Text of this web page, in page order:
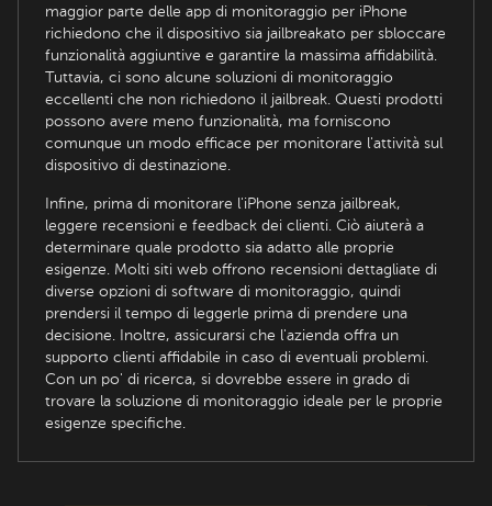
maggior parte delle app di monitoraggio per iPhone
richiedono che il dispositivo sia jailbreakato per sbloccare
funzionalità aggiuntive e garantire la massima affidabilità.
Tuttavia, ci sono alcune soluzioni di monitoraggio
eccellenti che non richiedono il jailbreak. Questi prodotti
possono avere meno funzionalità, ma forniscono
comunque un modo efficace per monitorare l'attività sul
dispositivo di destinazione.
Infine, prima di monitorare l'iPhone senza jailbreak,
leggere recensioni e feedback dei clienti. Ciò aiuterà a
determinare quale prodotto sia adatto alle proprie
esigenze. Molti siti web offrono recensioni dettagliate di
diverse opzioni di software di monitoraggio, quindi
prendersi il tempo di leggerle prima di prendere una
decisione. Inoltre, assicurarsi che l'azienda offra un
supporto clienti affidabile in caso di eventuali problemi.
Con un po' di ricerca, si dovrebbe essere in grado di
trovare la soluzione di monitoraggio ideale per le proprie
esigenze specifiche.